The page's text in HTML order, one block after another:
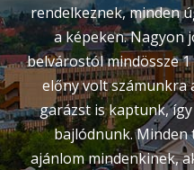
rendelkeznek, minden
a képeken. Nagyon
belvárostól mindössze
előny volt számunkra
garázst is kaptunk,
bajlódnunk. Minden
ajánlom mindenkinek,